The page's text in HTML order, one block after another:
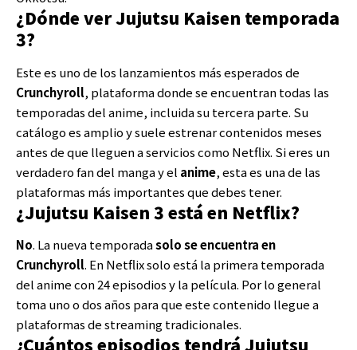
¿Dónde ver Jujutsu Kaisen temporada
3?
Este es uno de los lanzamientos más esperados de
Crunchyroll, plataforma donde se encuentran todas las
temporadas del anime, incluida su tercera parte. Su
catálogo es amplio y suele estrenar contenidos meses
antes de que lleguen a servicios como Netflix. Si eres un
verdadero fan del manga y el anime, esta es una de las
plataformas más importantes que debes tener.
¿Jujutsu Kaisen 3 está en Netflix?
No. La nueva temporadasolo se encuentra en
Crunchyroll. En Netflix solo está la primera temporada
del anime con 24 episodios y la película. Por lo general
toma uno o dos años para que este contenido llegue a
plataformas de streaming tradicionales.
¿Cuántos episodios tendrá Jujutsu